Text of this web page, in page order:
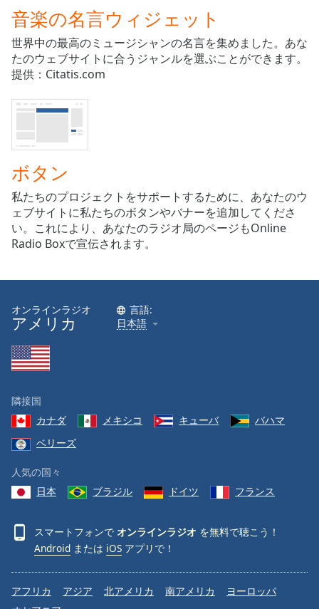
settings
dialog
subtitles
off,
selected
Audio
Track
Picture-
in-
Picture
Fullscreen
This
modal
dialog
Escape
will
and
close
the
window.
Text
Color
Opacity
Background
音楽の名言ウィジェット
世界中の最高のミュージシャンの名言を集めました。あな
たのウェブサイトに合うジャンルを選ぶことができます。
提供：Citatis.com
ボタン
私たちのプロジェクトをサポートするために、あなたのウ
ェブサイトに私たちのボタンやバナーを追加してくださ
い。これにより、あなたのラジオ局のページもOnline
Radio Boxで宣伝されます。
オンラインラジオ
アメリカ
言語:
日本語
隣接国
カナダ
メキシコ キューバ
バハマ
ベリーズ
人気の国々
日本
ブラジル ドイツ フランス
スマートフォンで オンラインラジオ を無料で聴こう！
Android または iOS アプリで！
アフリカ アジア 北アメリカ 南アメリカ
ヨーロッパ